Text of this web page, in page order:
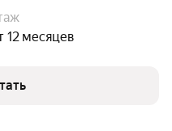
12 месяцев